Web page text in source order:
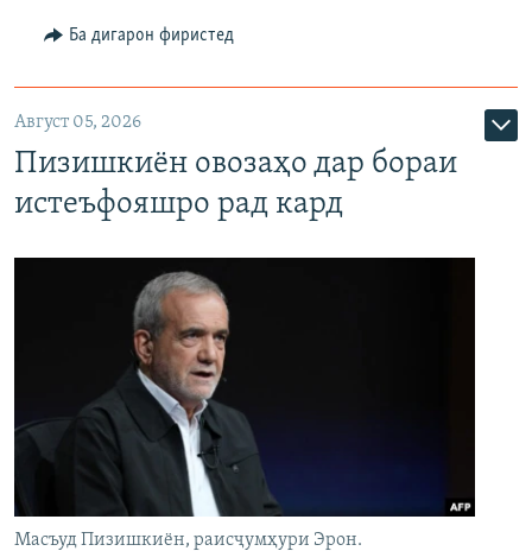
Ба дигарон фиристед
Август 05, 2026
Пизишкиён овозаҳо дар бораи
истеъфояшро рад кард
Масъуд Пизишкиён, раисҷумҳури Эрон.